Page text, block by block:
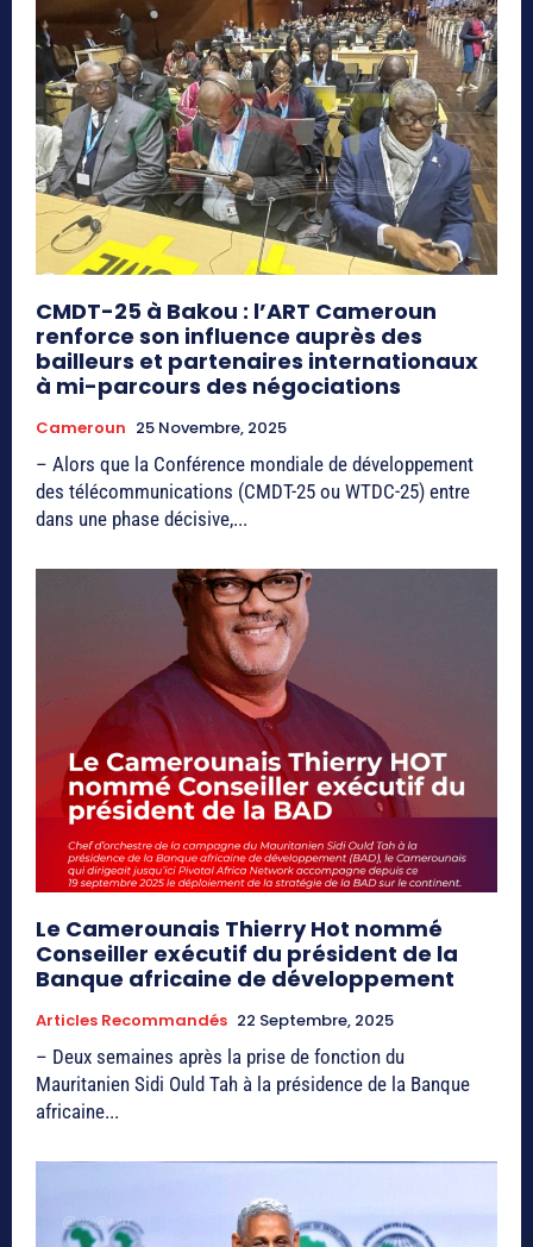
CMDT-25 à Bakou : l’ART Cameroun
renforce son influence auprès des
bailleurs et partenaires internationaux
à mi-parcours des négociations
Cameroun 25 Novembre, 2025
– Alors que la Conférence mondiale de développement
des télécommunications (CMDT-25 ou WTDC-25) entre
dans une phase décisive,...
Le Camerounais Thierry Hot nommé
Conseiller exécutif du président de la
Banque africaine de développement
Articles Recommandés 22 Septembre, 2025
– Deux semaines après la prise de fonction du
Mauritanien Sidi Ould Tah à la présidence de la Banque
africaine...